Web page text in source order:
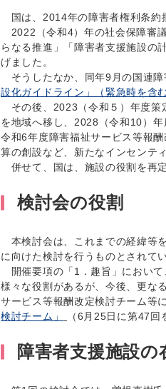
国は、2014年の障害者権利条約
2022（令和4）年の社会保障審
らなる推進」「障害者支援施設の
げました。
そうしたなか、同年9月の国連障
設化ガイドライン」（緊急時を含
その後、2023（令和５）年度策
を地域へ移し、2028（令和10）
令和6年度障害福祉サービス等報
算の創設など、新たなインセンテ
併せて、国は、施設の役割を再
検討会の役割
本検討会は、これまでの経緯等
に向けた検討を行うものとされてい
開催要項の「1．趣旨」において
様々な役割があるが、今後、更な
サービス等報酬改定検討チーム等
検討チーム」
（6月25日に第47回
障害者支援施設